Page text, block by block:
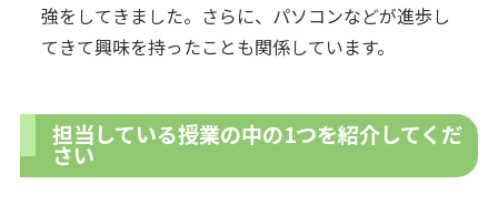
強をしてきました。さらに、パソコンなどが進歩し
てきて興味を持ったことも関係しています。
担当している授業の中の1つを紹介してくだ
さい